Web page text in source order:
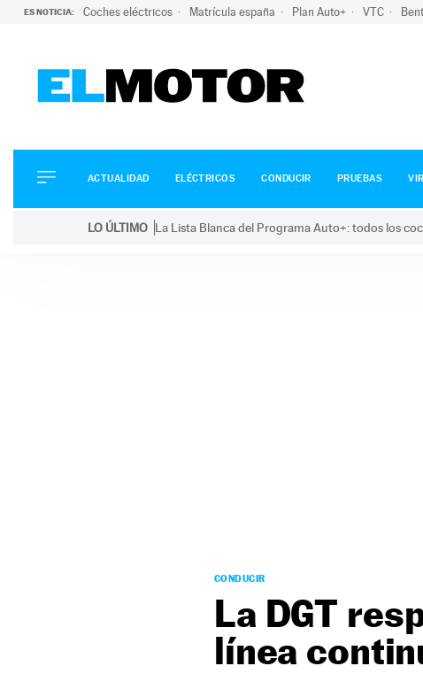
ES NOTICIA: Coches eléctricos Matrícula españa Plan Auto+ VTC
ELÉCTRICOS
CONDUCIR
ACTUALIDAD ELÉCTRICOS CONDUCIR PRUEBAS
LO ÚLTIMO La Lista Blanca del Programa Auto+: todos los
CONDUCIR
La DGT
línea